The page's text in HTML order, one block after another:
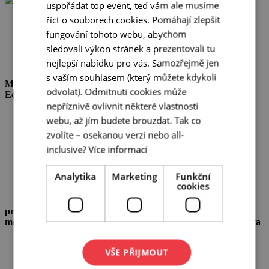
„Je prostě skvělé, že máme v regionu kam poslat
organizátory akcí pro radu a pomoc a přitom vědět, že
tam narazí na ochotu a profesionalitu. Spoustu akcí
posouváte na lepší úroveň a tím i zážitek z regionu –
a to je nakonec to nejdůležitější! Díky!“
Markéta Shánělová,Marketing Manager for Innovation
Ecosystem #brnoregionJIC
„Velmi děkujeme za perfektní servis, pomoc a ochotu
při pořádání konference PSE 2024. Pořádali jsme
mezinárodní konferenci takového rozsahu poprvé, proto
obdrželi. Hosté velmi ocenili webovou aplikaci, ve které
našli všechny informace o konferenci a o Brně pomocí
prof. PharmDr. Karel Šmejkal, Ph.D.
Proděkan pro
mezinárodní vztahy a internacionalizaciMasarykova univerzita
„Oceňuji pomoc s nevídanou ochotou při přípravách
souvisejících s konferencí 16MCM pro téměř 700
uspořádat top event, teď vám ale musíme
říct o souborech cookies. Pomáhají zlepšit
fungování tohoto webu, abychom
sledovali výkon stránek a prezentovali tu
nejlepší nabídku pro vás. Samozřejmě jen
s vaším souhlasem (který můžete kdykoli
odvolat). Odmítnutí cookies může
nepříznivě ovlivnit některé vlastnosti
webu, až jím budete brouzdat. Tak co
zvolíte – osekanou verzi nebo all-
inclusive? Více informací
Analytika Marketing
Funkční
cookies
VŠE PŘIJMOUT